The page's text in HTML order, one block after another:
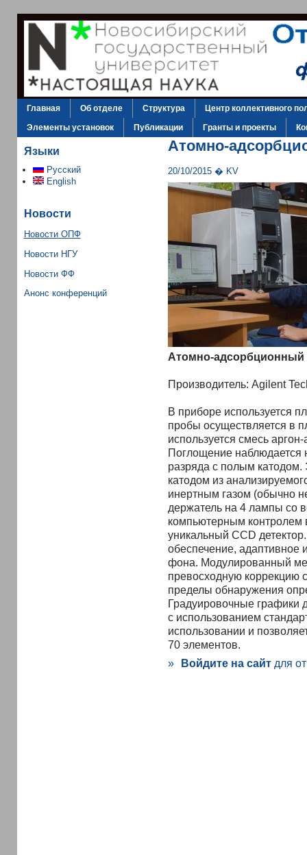
Главная Об отделе Структура
Центр коллективного
Элементы установок
Публикации Гранты и проекты
Языки
Русский
English
Новости
Новости ОПФ
Новости НГУ
Новости ФФ
Анонс конференций
Атомно-
20/10/2015 � KV
Атомно-адсорбционный
Производитель: Agilent
В приборе используется
пробы осуществляется в
используется смесь
Поглощение наблюдается
разряда с полым
катодом из
инертным газом (обычно
держатель на 4 лампы со
компьютерным контролем
уникальный CCD
обеспечение, адаптивное
фона. Модулированный
превосходную коррекцию
пределы обнаружения
Градуировочные графики
с использованием
использовании и
70 элементов.
»
Войдите на сайт для